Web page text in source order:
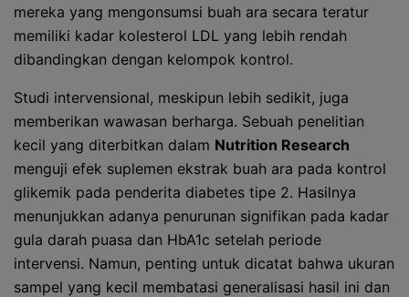
mereka yang mengonsumsi buah ara secara teratur
memiliki kadar kolesterol LDL yang lebih rendah
dibandingkan dengan kelompok kontrol.
Studi intervensional, meskipun lebih sedikit, juga
memberikan wawasan berharga. Sebuah penelitian
kecil yang diterbitkan dalam Nutrition Research
menguji efek suplemen ekstrak buah ara pada kontrol
glikemik pada penderita diabetes tipe 2. Hasilnya
menunjukkan adanya penurunan signifikan pada kadar
gula darah puasa dan HbA1c setelah periode
intervensi. Namun, penting untuk dicatat bahwa ukuran
sampel yang kecil membatasi generalisasi hasil ini dan